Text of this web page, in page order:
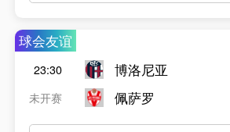
球会友谊
23:30
未开赛
博洛尼亚
佩萨罗